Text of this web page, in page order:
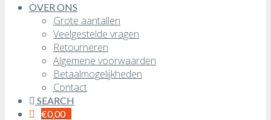
OVER ONS
Grote aantallen
Veelgestelde vragen
Retourneren
Algemene voorwaarden
Betaalmogelijkheden
Contact
SEARCH
€0,00